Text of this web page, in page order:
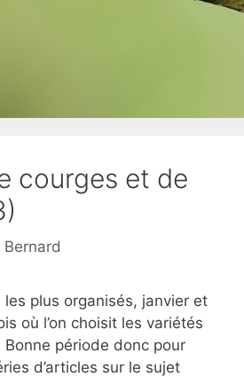
courges et de
Bernard
les plus organisés, janvier et
où l’on choisit les variétés
Bonne période donc pour
d’articles sur le sujet